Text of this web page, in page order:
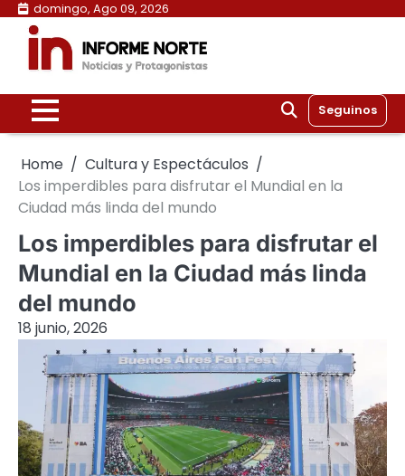
Skip
content
domingo, Ago 09, 2026
Seguinos
Home
Cultura y Espectáculos
Los imperdibles para disfrutar el Mundial en la
Ciudad más linda del mundo
Los imperdibles para disfrutar el
Mundial en la Ciudad más linda
del mundo
18 junio, 2026